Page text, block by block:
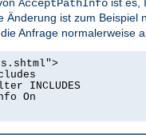
AcceptPathInfo
Änderung ist zum Beispiel
Anfrage normalerweise
INCLUDES
On